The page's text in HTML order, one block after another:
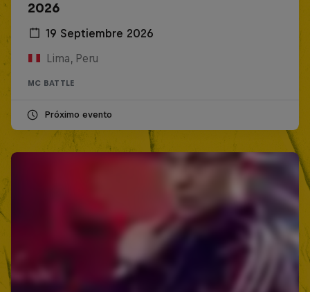
2026
19 Septiembre 2026
Lima, Peru
MC BATTLE
Próximo evento